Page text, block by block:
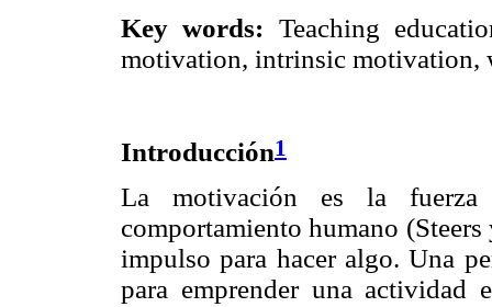
Key words: Teaching
motivation, intrinsic motivation,
Introducción1
La motivación es la
comportamiento humano
impulso para hacer algo. Una
para emprender una actividad